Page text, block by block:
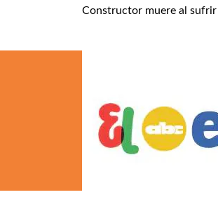
Constructor muere al